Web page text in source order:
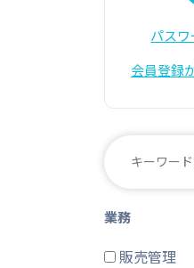
パス
会員登録
業務
販売管理